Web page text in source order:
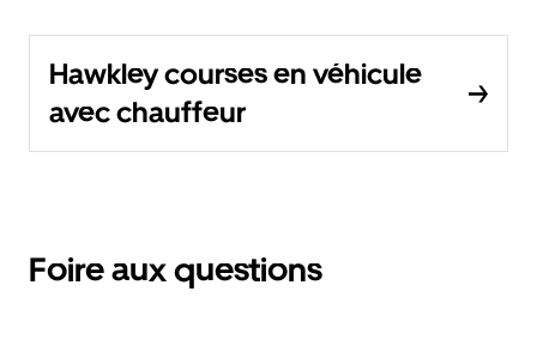
Hawkley courses en véhicule
avec chauffeur
Foire aux questions